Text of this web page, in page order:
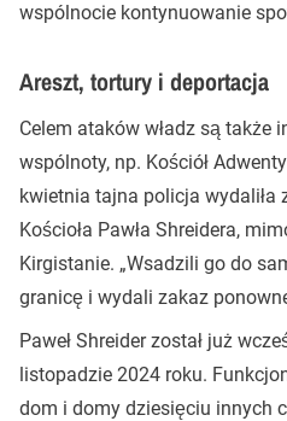
wspólnocie kontynuowanie
Areszt, tortury i deportacja
Celem ataków władz są także
wspólnoty, np. Kościół
kwietnia tajna policja wydaliła
Kościoła Pawła Shreidera,
Kirgistanie. „Wsadzili go do
granicę i wydali zakaz
Paweł Shreider został już
listopadzie 2024 roku.
dom i domy dziesięciu innych